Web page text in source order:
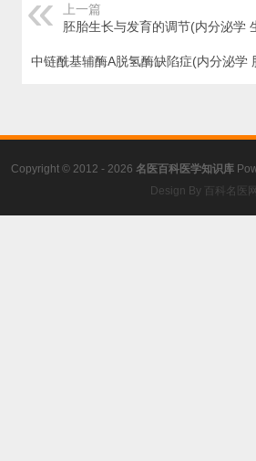
上一篇
胚胎生长与发育的调节(内分泌学
中链酰基辅酶A脱氢酶缺陷症(内分泌学
Copyright © 2012 - 2026 名医百科医学知识库
Design By 百科名医网